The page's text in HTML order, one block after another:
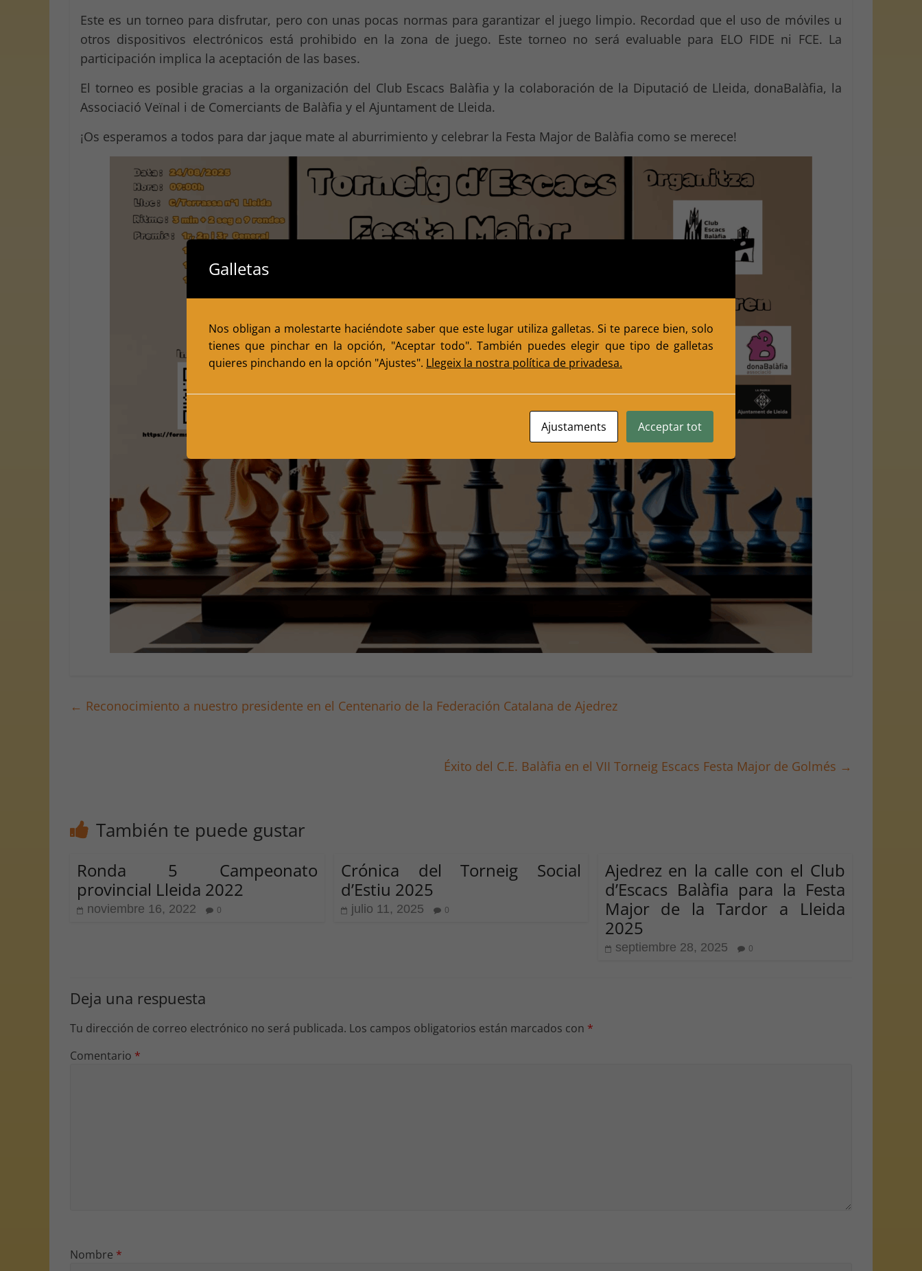
Este es un torneo para disfrutar, pero con unas pocas normas para garantizar el juego limpio. Recordad que el uso de móviles u
otros dispositivos electrónicos está prohibido en la zona de juego. Este torneo no será evaluable para ELO FIDE ni FCE. La
participación implica la aceptación de las bases.
El torneo es posible gracias a la organización del Club Escacs Balàfia y la colaboración de la Diputació de Lleida, donaBalàfia, la
Associació Veïnal i de Comerciants de Balàfia y el Ajuntament de Lleida.
¡Os esperamos a todos para dar jaque mate al aburrimiento y celebrar la Festa Major de Balàfia como se merece!
← Reconocimiento a nuestro presidente en el Centenario de la Federación Catalana de Ajedrez
Éxito del C.E. Balàfia en el VII Torneig Escacs Festa Major de Golmés →
También te puede gustar
Ronda 5 Campeonato
provincial Lleida 2022
noviembre 16, 2022 0
Crónica del Torneig Social
d’Estiu 2025
julio 11, 2025 0
Ajedrez en la calle con el Club
d’Escacs Balàfia para la Festa
Major de la Tardor a Lleida
2025
septiembre 28, 2025 0
Deja una respuesta
Tu dirección de correo electrónico no será publicada. Los campos obligatorios están marcados con *
Comentario *
Nombre *
Galletas
Nos obligan a molestarte haciéndote saber que este lugar utiliza galletas. Si te parece bien, solo
tienes que pinchar en la opción, "Aceptar todo". También puedes elegir que tipo de galletas
quieres pinchando en la opción "Ajustes". Llegeix la nostra política de privadesa.
Ajustaments Acceptar tot